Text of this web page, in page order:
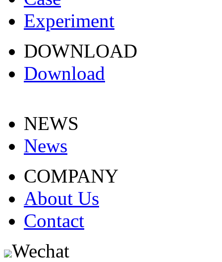
Experiment
DOWNLOAD
Download
NEWS
News
COMPANY
About Us
Contact
Wechat